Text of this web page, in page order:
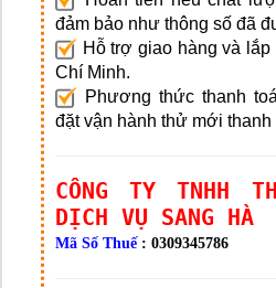
đảm bảo như thông số đã
Hỗ trợ giao hàng và
Chí Minh.
Phương thức thanh
đặt vận hành thử mới thanh
CÔNG TY TNHH
DỊCH VỤ SANG HÀ
Mã Số Thuế : 0309345786